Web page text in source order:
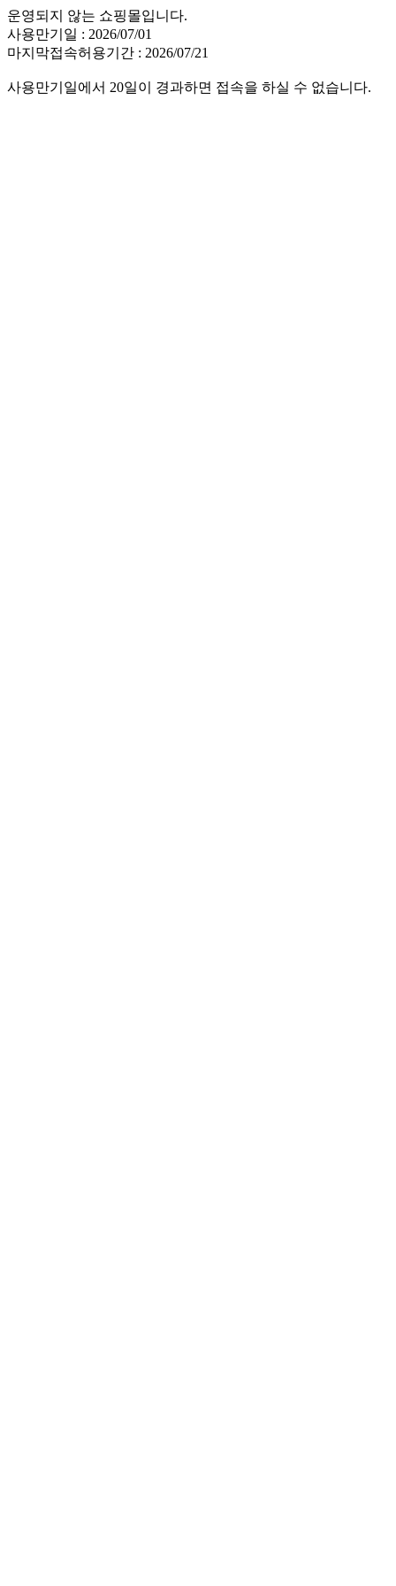
운영되지 않는 쇼핑몰입니다.
사용만기일 : 2026/07/01
마지막접속허용기간 : 2026/07/21
사용만기일에서 20일이 경과하면 접속을 하실 수 없습니다.